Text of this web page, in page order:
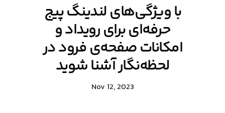
با ویژگی‌های لندینگ پیج
حرفه‌ای برای رویداد و
امکانات صفحه‌ی فرود در
لحظه‌نگار آشنا شوید
Nov 12, 2023